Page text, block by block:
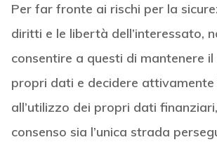
Per far fronte ai rischi per la
diritti e le libertà dell’interessato,
consentire a questi di mantenere
propri dati e decidere
all’utilizzo dei propri dati
consenso sia l’unica strada